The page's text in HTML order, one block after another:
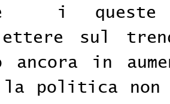
i queste
sul
ancora in
la politica